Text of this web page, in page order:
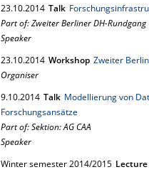
23.10.2014 Talk
Part of: Zweiter Berliner DH-Rundgang
Speaker
23.10.2014 Workshop Zweiter
Organiser
9.10.2014 Talk Modellierung von
Forschungsansätze
Part of: Sektion: AG CAA
Speaker
Winter semester 2014/2015 Lecture